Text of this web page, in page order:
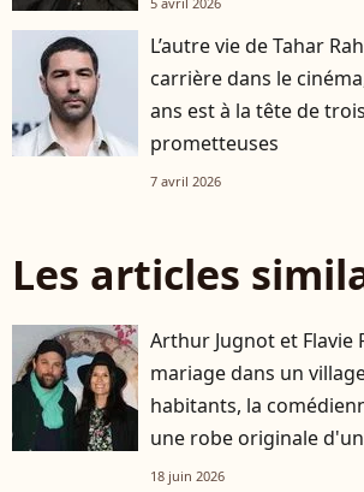
L’autre vie de Tahar
carrière dans le
ans est à la tête de
prometteuses
7 avril 2026
Les articles
Arthur Jugnot et Flavie
mariage dans un
habitants, la
une robe originale
française
18 juin 2026